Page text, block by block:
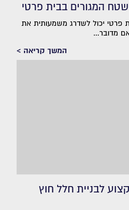
המגורים בבית פרטי
פרטי יכול לשדרג משמעותית את
מדובר...
המשך קריאה >
לבניית חלל חוץ